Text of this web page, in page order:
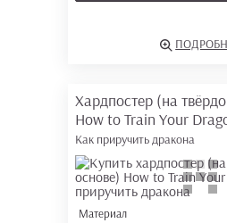
Хардпостер (на
How to Train Your
Как приручить дракона
Материал